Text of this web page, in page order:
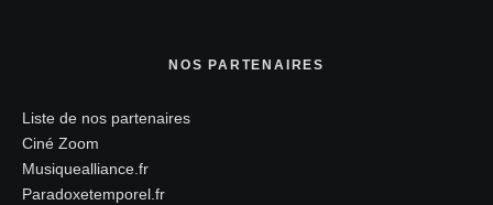
NOS PARTENAIRES
Liste de nos partenaires
Ciné Zoom
Musiquealliance.fr
Paradoxetemporel.fr